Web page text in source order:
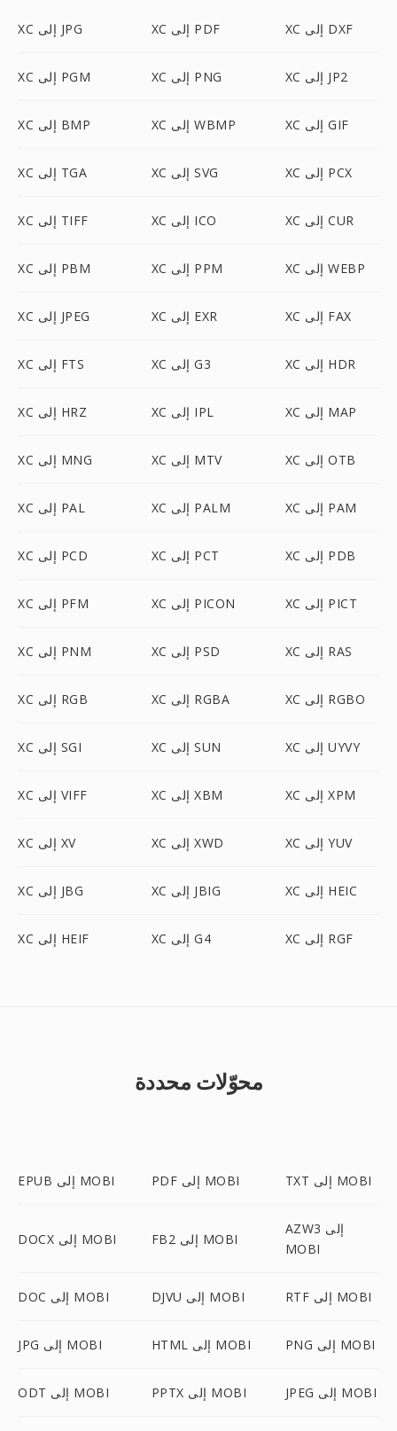
XC إلى JPG XC إلى PDF XC إلى DXF
XC إلى PGM XC إلى PNG XC إلى JP2
XC إلى BMP XC إلى WBMP XC إلى GIF
XC إلى TGA XC إلى SVG XC إلى PCX
XC إلى TIFF XC إلى ICO XC إلى CUR
XC إلى PBM XC إلى PPM XC إلى WEBP
XC إلى JPEG XC إلى EXR XC إلى FAX
XC إلى FTS XC إلى G3 XC إلى HDR
XC إلى HRZ XC إلى IPL XC إلى MAP
XC إلى MNG XC إلى MTV XC إلى OTB
XC إلى PAL XC إلى PALM XC إلى PAM
XC إلى PCD XC إلى PCT XC إلى PDB
XC إلى PFM XC إلى PICON XC إلى PICT
XC إلى PNM XC إلى PSD XC إلى RAS
XC إلى RGB XC إلى RGBA XC إلى RGBO
XC إلى SGI XC إلى SUN XC إلى UYVY
XC إلى VIFF XC إلى XBM XC إلى XPM
XC إلى XV XC إلى XWD XC إلى YUV
XC إلى JBG XC إلى JBIG XC إلى HEIC
XC إلى HEIF XC إلى G4 XC إلى RGF
محوّلات محددة
EPUB إلى MOBI PDF إلى MOBI TXT إلى MOBI
DOCX إلى MOBI FB2 إلى MOBI
AZW3 إلى
MOBI
DOC إلى MOBI DJVU إلى MOBI RTF إلى MOBI
JPG إلى MOBI HTML إلى MOBI PNG إلى MOBI
ODT إلى MOBI PPTX إلى MOBI JPEG إلى MOBI